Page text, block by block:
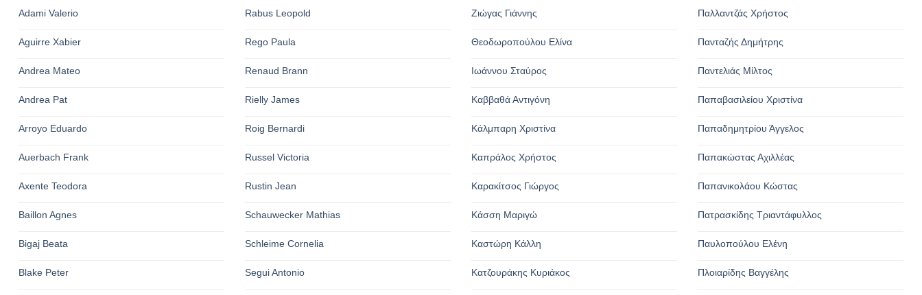
Adami Valerio
Aguirre Xabier
Andrea Mateo
Andrea Pat
Arroyo Eduardo
Auerbach Frank
Axente Teodora
Baillon Agnes
Bigaj Beata
Blake Peter
Rabus Leopold
Rego Paula
Renaud Brann
Rielly James
Roig Bernardi
Russel Victoria
Rustin Jean
Schauwecker Mathias
Schleime Cornelia
Segui Antonio
Ζιώγας Γιάννης
Θεοδωροπούλου Ελίνα
Ιωάννου Σταύρος
Καββαθά Αντιγόνη
Κάλμπαρη Χριστίνα
Καπράλος Χρήστος
Καρακίτσος Γιώργος
Κάσση Μαριγώ
Καστώρη Κάλλη
Κατζουράκης Κυριάκος
Παλλαντζάς Χρήστος
Πανταζής Δημήτρης
Παντελιάς Μίλτος
Παπαβασιλείου Χριστίνα
Παπαδημητρίου Άγγελος
Παπακώστας Αχιλλέας
Παπανικολάου Κώστας
Πατρασκίδης Τριαντάφυλλος
Παυλοπούλου Ελένη
Πλοιαρίδης Βαγγέλης